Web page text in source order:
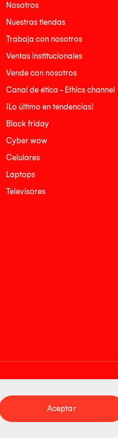
Nosotros
Nuestras tiendas
Trabaja con nosotros
Ventas institucionales
Vende con nosotros
Canal de ética - Ethics channel
¡Lo último en tendencias!
Black friday
Cyber wow
Celulares
Laptops
Televisores
Aceptar